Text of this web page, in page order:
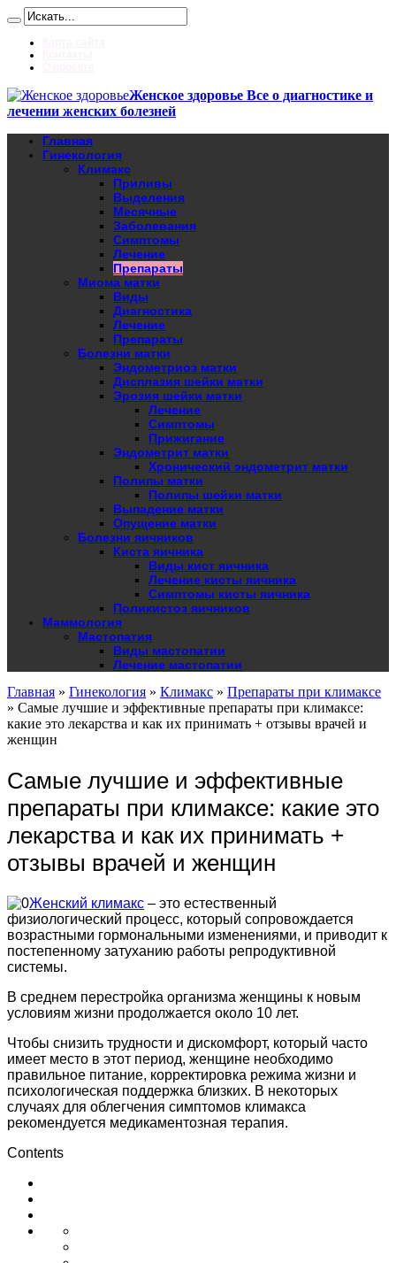
Женское здоровье Все о диагностике и
лечении женских болезней
Главная
Гинекология
Климакс
Приливы
Выделения
Месячные
Заболевания
Симптомы
Лечение
Препараты
Миома матки
Виды
Диагностика
Лечение
Препараты
Болезни матки
Эндометриоз матки
Дисплазия шейки матки
Эрозия шейки матки
Лечение
Симптомы
Прижигание
Эндометрит матки
Хронический эндометрит матки
Полипы матки
Полипы шейки матки
Выпадение матки
Опущение матки
Болезни яичников
Киста яичника
Виды кист яичника
Лечение кисты яичника
Симптомы кисты яичника
Поликистоз яичников
Маммология
Мастопатия
Виды мастопатии
Лечение мастопатии
Главная » Гинекология » Климакс » Препараты при климаксе
» Самые лучшие и эффективные препараты при климаксе:
какие это лекарства и как их принимать + отзывы врачей и
женщин
Самые лучшие и эффективные
препараты при климаксе: какие это
лекарства и как их принимать +
отзывы врачей и женщин
Женский климакс – это естественный
физиологический процесс, который сопровождается
возрастными гормональными изменениями, и приводит к
постепенному затуханию работы репродуктивной
системы.
В среднем перестройка организма женщины к новым
условиям жизни продолжается около 10 лет.
Чтобы снизить трудности и дискомфорт, который часто
имеет место в этот период, женщине необходимо
правильное питание, корректировка режима жизни и
психологическая поддержка близких. В некоторых
случаях для облегчения симптомов климакса
рекомендуется медикаментозная терапия.
Contents